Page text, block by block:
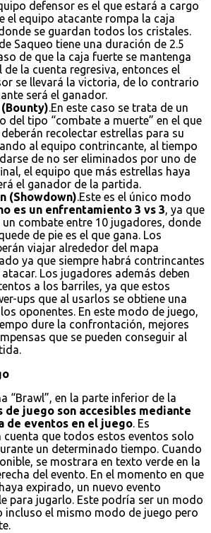
defensor es el que estará a cargo
el equipo atacante rompa la caja
se guardan todos los cristales.
Saqueo tiene una duración de 2.5
de que la caja fuerte se mantenga
la cuenta regresiva, entonces el
se llevará la victoria, de lo contrario
será el ganador.
.En este caso se trata de un
del tipo “combate a muerte” en el que
recolectar estrellas para su
al equipo contrincante, al tiempo
de no ser eliminados por uno de
el equipo que más estrellas haya
el ganador de la partida.
(Showdown).Este es el único modo
es un enfrentamiento 3 vs 3, ya que
un combate entre 10 jugadores, donde
de pie es el que gana. Los
viajar alrededor del mapa
ya que siempre habrá contrincantes
atacar. Los jugadores además deben
a los barriles, ya que estos
ups que al usarlos se obtiene una
oponentes. En este modo de juego,
dure la confrontación, mejores
que se pueden conseguir al
“Brawl”, en la parte inferior de la
de juego son accesibles mediante
de eventos en el juego. Es
cuenta que todos estos eventos solo
un determinado tiempo. Cuando
se mostrara en texto verde en la
del evento. En el momento en que
expirado, un nuevo evento
para jugarlo. Este podría ser un modo
incluso el mismo modo de juego pero